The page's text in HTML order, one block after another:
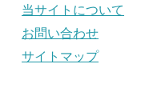
当サイトについて
お問い合わせ
サイトマップ